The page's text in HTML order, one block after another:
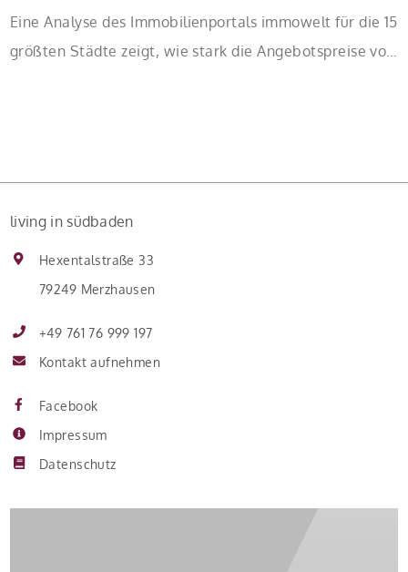
Eine Analyse des Immobilienportals immowelt für die 15
größten Städte zeigt, wie stark die Angebotspreise von
living in südbaden
Hexentalstraße 33
79249 Merzhausen
+49 761 76 999 197
Kontakt aufnehmen
Facebook
Impressum
Datenschutz